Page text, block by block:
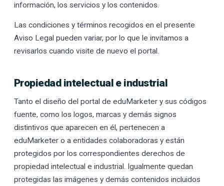
información, los servicios y los contenidos.
Las condiciones y términos recogidos en el presente
Aviso Legal pueden variar, por lo que le invitamos a
revisarlos cuando visite de nuevo el portal.
Propiedad intelectual e industrial
Tanto el diseño del portal de eduMarketer y sus códigos
fuente, como los logos, marcas y demás signos
distintivos que aparecen en él, pertenecen a
eduMarketer o a entidades colaboradoras y están
protegidos por los correspondientes derechos de
propiedad intelectual e industrial. Igualmente quedan
protegidas las imágenes y demás contenidos incluidos